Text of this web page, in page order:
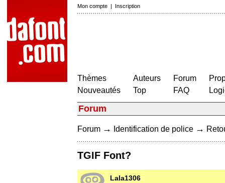
Mon compte | Inscription
Thèmes
Nouveautés
Auteurs
Top
Forum
FAQ
Forum
Forum → Identification de police →
TGIF Font?
Lala1306